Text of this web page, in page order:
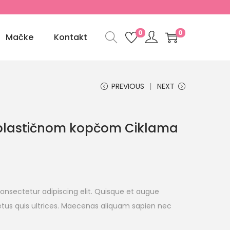
Mačke Kontakt 0 0
PREVIOUS NEXT
kopčom Ciklama
adipiscing elit. Quisque et augue
quis ultrices. Maecenas aliquam sapien nec